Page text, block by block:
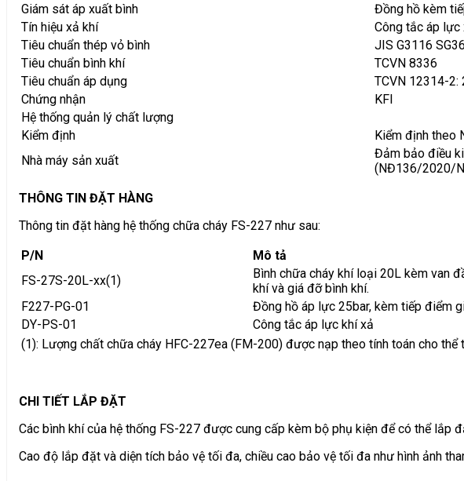
Giám sát áp xuất bình
Đồng hồ kèm
Tín hiệu xả khí
Công tắc áp lực
Tiêu chuẩn thép vỏ bình
JIS G3116
Tiêu chuẩn bình khí
TCVN 8336
Tiêu chuẩn áp dụng
TCVN 12314-2:
Chứng nhận
KFI
Hệ thống quản lý chất lượng
Kiểm định
Kiểm định
Nhà máy sản xuất
Đảm bảo điều
(NĐ136/2020/
THÔNG TIN ĐẶT HÀNG
Thông tin đặt hàng hệ thống chữa cháy FS-227 như sau:
P/N
Mô tả
FS-27S-20L-xx(1)
Bình chữa cháy khí loại 20L kèm van
khí và giá đỡ bình khí.
F227-PG-01
Đồng hồ áp lực 25bar, kèm tiếp điểm
DY-PS-01
Công tắc áp lực khí xả
(1): Lượng chất chữa cháy HFC-227ea (FM-200) được nạp theo tính toán cho thể
CHI TIẾT LẮP ĐẶT
Các bình khí của hệ thống FS-227 được cung cấp kèm bộ phụ kiện để có thể lắp
Cao độ lắp đặt và diện tích bảo vệ tối đa, chiều cao bảo vệ tối đa như hình ảnh